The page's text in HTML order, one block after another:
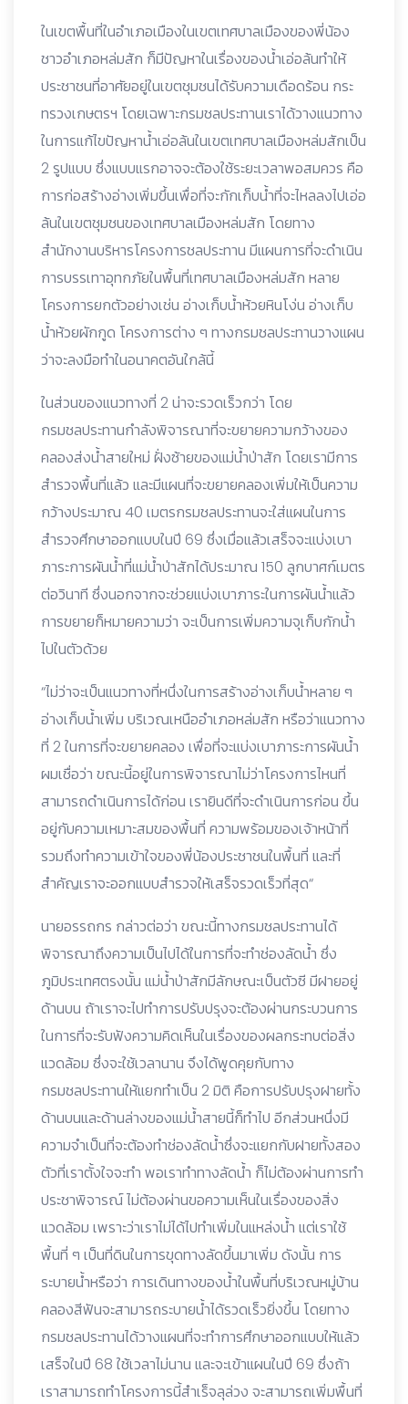
ในเขตพื้นที่ในอำเภอเมืองในเขตเทศบาลเมืองของพี่น้อง
ชาวอำเภอหล่มสัก ก็มีปัญหาในเรื่องของน้ำเอ่อล้นทำให้
ประชาชนที่อาศัยอยู่ในเขตชุมชนได้รับความเดือดร้อน กระ
ทรวงเกษตรฯ โดยเฉพาะกรมชลประทานเราได้วางแนวทาง
ในการแก้ไขปัญหาน้ำเอ่อล้นในเขตเทศบาลเมืองหล่มสักเป็น
2 รูปแบบ ซึ่งแบบแรกอาจจะต้องใช้ระยะเวลาพอสมควร คือ
การก่อสร้างอ่างเพิ่มขึ้นเพื่อที่จะกักเก็บน้ำที่จะไหลลงไปเอ่อ
ล้นในเขตชุมชนของเทศบาลเมืองหล่มสัก โดยทาง
สำนักงานบริหารโครงการชลประทาน มีแผนการที่จะดำเนิน
การบรรเทาอุทกภัยในพื้นที่เทศบาลเมืองหล่มสัก หลาย
โครงการยกตัวอย่างเช่น อ่างเก็บน้ำห้วยหินโง่น อ่างเก็บ
น้ำห้วยผักกูด โครงการต่าง ๆ ทางกรมชลประทานวางแผน
ว่าจะลงมือทำในอนาคตอันใกล้นี้
ในส่วนของแนวทางที่ 2 น่าจะรวดเร็วกว่า โดย
กรมชลประทานกำลังพิจารณาที่จะขยายความกว้างของ
คลองส่งน้ำสายใหม่ ฝั่งซ้ายของแม่น้ำป่าสัก โดยเรามีการ
สำรวจพื้นที่แล้ว และมีแผนที่จะขยายคลองเพิ่มให้เป็นความ
กว้างประมาณ 40 เมตรกรมชลประทานจะใส่แผนในการ
สำรวจศึกษาออกแบบในปี 69 ซึ่งเมื่อแล้วเสร็จจะแบ่งเบา
ภาระการผันน้ำที่แม่น้ำป่าสักได้ประมาณ 150 ลูกบาศก์เมตร
ต่อวินาที ซึ่งนอกจากจะช่วยแบ่งเบาภาระในการผันน้ำแล้ว
การขยายก็หมายความว่า จะเป็นการเพิ่มความจุเก็บกักน้ำ
ไปในตัวด้วย
“ไม่ว่าจะเป็นแนวทางที่หนึ่งในการสร้างอ่างเก็บน้ำหลาย ๆ
อ่างเก็บน้ำเพิ่ม บริเวณเหนืออำเภอหล่มสัก หรือว่าแนวทาง
ที่ 2 ในการที่จะขยายคลอง เพื่อที่จะแบ่งเบาภาระการผันน้ำ
ผมเชื่อว่า ขณะนี้อยู่ในการพิจารณาไม่ว่าโครงการไหนที่
สามารถดำเนินการได้ก่อน เรายินดีที่จะดำเนินการก่อน ขึ้น
อยู่กับความเหมาะสมของพื้นที่ ความพร้อมของเจ้าหน้าที่
รวมถึงทำความเข้าใจของพี่น้องประชาชนในพื้นที่ และที่
สำคัญเราจะออกแบบสำรวจให้เสร็จรวดเร็วที่สุด“
นายอรรถกร กล่าวต่อว่า ขณะนี้ทางกรมชลประทานได้
พิจารณาถึงความเป็นไปได้ในการที่จะทำช่องลัดน้ำ ซึ่ง
ภูมิประเทศตรงนั้น แม่น้ำป่าสักมีลักษณะเป็นตัวซี มีฝายอยู่
ด้านบน ถ้าเราจะไปทำการปรับปรุงจะต้องผ่านกระบวนการ
ในการที่จะรับฟังความคิดเห็นในเรื่องของผลกระทบต่อสิ่ง
แวดล้อม ซึ่งจะใช้เวลานาน จึงได้พูดคุยกับทาง
กรมชลประทานให้แยกทำเป็น 2 มิติ คือการปรับปรุงฝายทั้ง
ด้านบนและด้านล่างของแม่น้ำสายนี้ก็ทำไป อีกส่วนหนึ่งมี
ความจำเป็นที่จะต้องทำช่องลัดน้ำซึ่งจะแยกกับฝายทั้งสอง
ตัวที่เราตั้งใจจะทำ พอเราทำทางลัดน้ำ ก็ไม่ต้องผ่านการทำ
ประชาพิจารณ์ ไม่ต้องผ่านขอความเห็นในเรื่องของสิ่ง
แวดล้อม เพราะว่าเราไม่ได้ไปทำเพิ่มในแหล่งน้ำ แต่เราใช้
พื้นที่ ๆ เป็นที่ดินในการขุดทางลัดขึ้นมาเพิ่ม ดังนั้น การ
ระบายน้ำหรือว่า การเดินทางของน้ำในพื้นที่บริเวณหมู่บ้าน
คลองสีฟันจะสามารถระบายน้ำได้รวดเร็วยิ่งขึ้น โดยทาง
กรมชลประทานได้วางแผนที่จะทำการศึกษาออกแบบให้แล้ว
เสร็จในปี 68 ใช้เวลาไม่นาน และจะเข้าแผนในปี 69 ซึ่งถ้า
เราสามารถทำโครงการนี้สำเร็จลุล่วง จะสามารถเพิ่มพื้นที่